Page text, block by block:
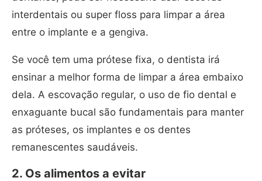
interdentais ou super floss para limpar a área
entre o implante e a gengiva.
Se você tem uma prótese fixa, o dentista irá
ensinar a melhor forma de limpar a área embaixo
dela. A escovação regular, o uso de fio dental e
enxaguante bucal são fundamentais para manter
as próteses, os implantes e os dentes
remanescentes saudáveis.
2. Os alimentos a evitar